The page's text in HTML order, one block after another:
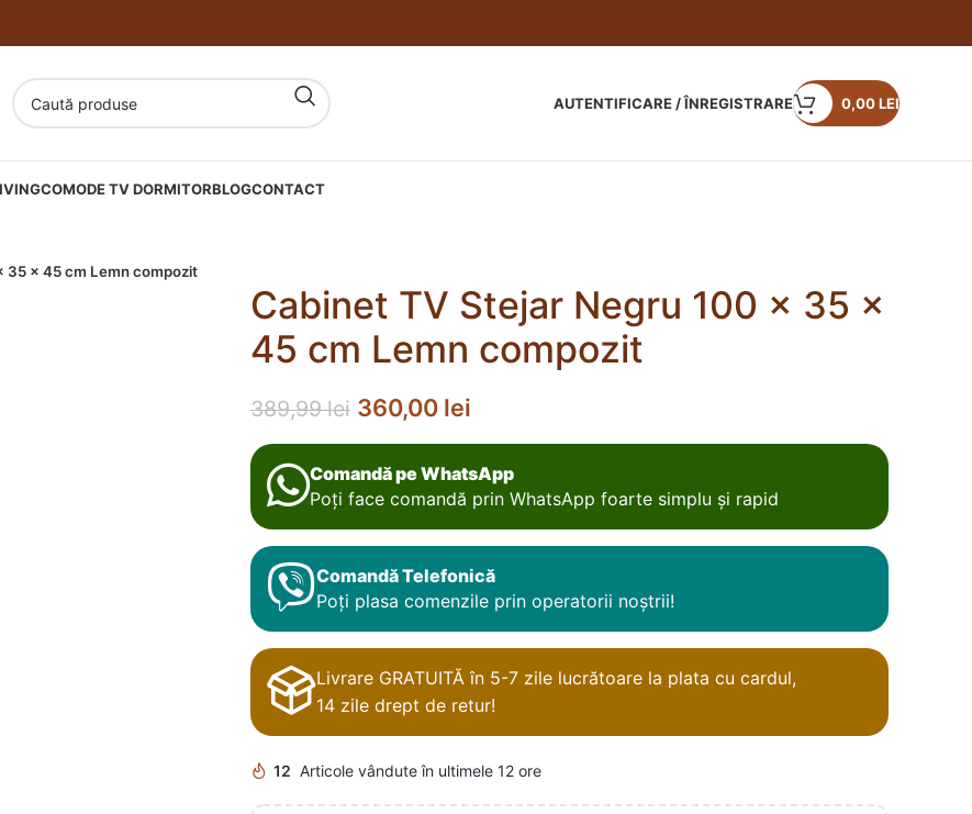
AUTENTIFICARE / ÎNREGISTRARE 0,00LEI
COMODE TV DORMITORBLOGCONTACT
35 x 45 cm Lemn compozit
Cabinet TV Stejar Negru 100 x 35 x
45 cm Lemn compozit
389,99lei 360,00 lei
Comandă pe WhatsApp
Poți face comandă prin WhatsApp foarte simplu și rapid
Comandă Telefonică
Poți plasa comenzile prin operatorii noștrii!
Livrare GRATUITĂ în 5-7 zile lucrătoare la plata cu cardul,
14 zile drept de retur!
12 Articole vândute în ultimele 12 ore